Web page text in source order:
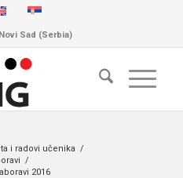
Sad (Serbia)
i radovi učenika /
/
2016